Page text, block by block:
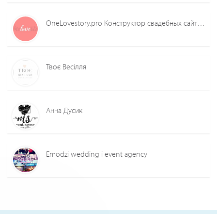
Твоє Весілля
Анна Дусик
Emodzi wedding i event agency